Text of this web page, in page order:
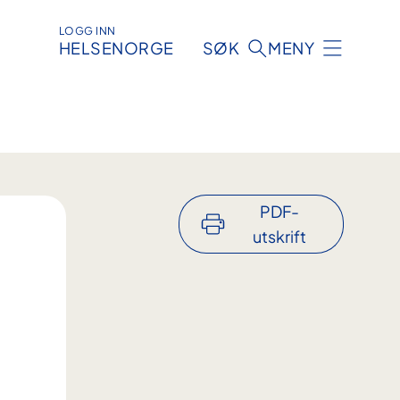
LOGG INN
HELSENORGE SØK MENY
PDF-
utskrift